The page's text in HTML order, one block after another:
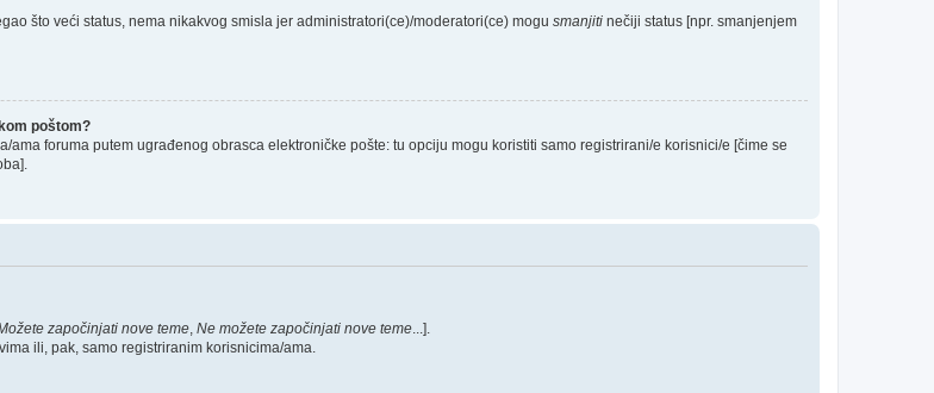
što veći status, nema nikakvog smisla jer administratori(ce)/moderatori(ce) mogu smanjiti nečiji status [npr. smanjenjem
poštom?
foruma putem ugrađenog obrasca elektroničke pošte: tu opciju mogu koristiti samo registrirani/e korisnici/e [čime se
započinjati nove teme, Ne možete započinjati nove teme...].
ili, pak, samo registriranim korisnicima/ama.